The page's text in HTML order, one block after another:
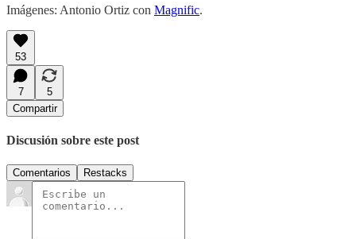
Imágenes: Antonio Ortiz con Magnific.
53
7
5
Compartir
Discusión sobre este post
Comentarios Restacks